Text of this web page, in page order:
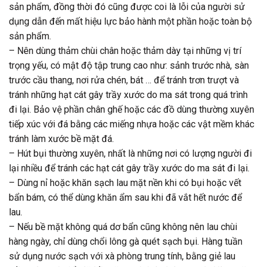
sản phẩm, đồng thời đó cũng được coi là lỗi của người sử
dụng dẫn đến mất hiệu lực bảo hành một phần hoặc toàn bộ
sản phẩm.
– Nên dùng thảm chùi chân hoặc thảm dày tại những vị trí
trọng yếu, có mật độ tập trung cao như: sảnh trước nhà, sàn
trước cầu thang, nơi rửa chén, bát … để tránh trơn trượt và
tránh những hạt cát gây trầy xước do ma sát trong quá trình
đi lại. Bảo vệ phần chân ghế hoặc các đồ dùng thường xuyên
tiếp xúc với đá bằng các miếng nhựa hoặc các vật mềm khác
tránh làm xước bề mặt đá.
– Hút bụi thường xuyên, nhất là những nơi có lượng người đi
lại nhiều để tránh các hạt cát gây trầy xước do ma sát đi lại.
– Dùng nỉ hoặc khăn sạch lau mặt nền khi có bụi hoặc vết
bẩn bám, có thể dùng khăn ẩm sau khi đã vắt hết nước để
lau.
– Nếu bề mặt không quá dơ bẩn cũng không nên lau chùi
hàng ngày, chỉ dùng chổi lông gà quét sạch bụi. Hàng tuần
sử dụng nước sạch với xà phòng trung tính, bằng giẻ lau